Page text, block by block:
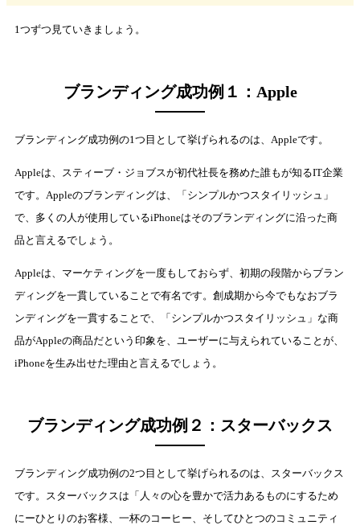
1つずつ見ていきましょう。
ブランディング成功例１：Apple
ブランディング成功例の1つ目として挙げられるのは、Appleです。
Appleは、スティーブ・ジョブスが初代社長を務めた誰もが知るIT企業
です。Appleのブランディングは、「シンプルかつスタイリッシュ」
で、多くの人が使用しているiPhoneはそのブランディングに沿った商
品と言えるでしょう。
Appleは、マーケティングを一度もしておらず、初期の段階からブラン
ディングを一貫していることで有名です。創成期から今でもなおブラ
ンディングを一貫することで、「シンプルかつスタイリッシュ」な商
品がAppleの商品だという印象を、ユーザーに与えられていることが、
iPhoneを生み出せた理由と言えるでしょう。
ブランディング成功例２：スターバックス
ブランディング成功例の2つ目として挙げられるのは、スターバックス
です。スターバックスは「人々の心を豊かで活力あるものにするため
にーひとりのお客様、一杯のコーヒー、そしてひとつのコミュニティ